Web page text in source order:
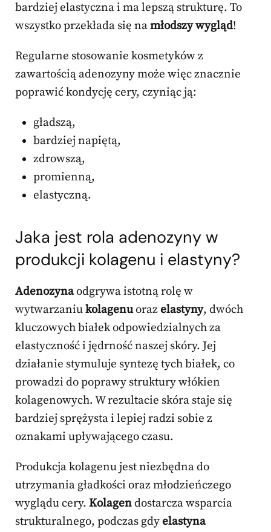
bardziej elastyczna i ma lepszą strukturę. To
wszystko przekłada się namłodszy wygląd!
Regularne stosowanie kosmetyków z
zawartością adenozyny może więc znacznie
poprawić kondycję cery, czyniąc ją:
gładszą,
bardziej napiętą,
zdrowszą,
promienną,
elastyczną.
Jaka jest rola adenozyny w
produkcji kolagenu i elastyny?
Adenozynaodgrywa istotną rolę w
wytwarzaniukolagenuorazelastyny, dwóch
kluczowych białek odpowiedzialnych za
elastyczność i jędrność naszej skóry. Jej
działanie stymuluje syntezę tych białek, co
prowadzi do poprawy struktury włókien
kolagenowych. W rezultacie skóra staje się
bardziej sprężysta i lepiej radzi sobie z
oznakami upływającego czasu.
Produkcja kolagenu jest niezbędna do
utrzymania gładkości oraz młodzieńczego
wyglądu cery. Kolagendostarcza wsparcia
strukturalnego, podczas gdyelastyna